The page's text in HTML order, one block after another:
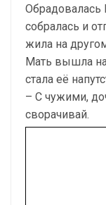
Обрадовалась
собралась и
жила на
Мать вышла
стала её
– С чужими,
сворачивай.